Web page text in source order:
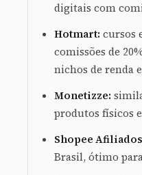
digitais com
Hotmart: cursos
comissões de
nichos de renda
Monetizze:
produtos físicos
Shopee
Brasil, ótimo